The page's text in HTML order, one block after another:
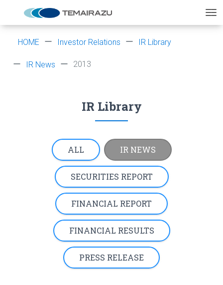
HOME Investor Relations IR Library
IR News 2013
IR Library
ALL IR NEWS
SECURITIES REPORT
FINANCIAL REPORT
FINANCIAL RESULTS
PRESS RELEASE